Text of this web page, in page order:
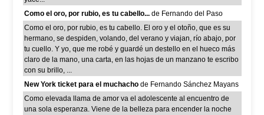
Como el oro, por rubio, es tu cabello... de Fernando del Paso
Como el oro, por rubio, es tu cabello. El oro y el otoño, que es su
hermano, se despiden, volando, del verano y viajan, río abajo, por
tu cuello. Y yo, que me robé y guardé un destello en el hueco más
claro de la mano, una carta, en las hojas de un manzano te escribo
con su brillo, ...
New York ticket para el muchacho de Fernando Sánchez Mayans
Como elevada llama de amor va el adolescente al encuentro de
una sola esperanza. Viene de la belleza para encender la noche